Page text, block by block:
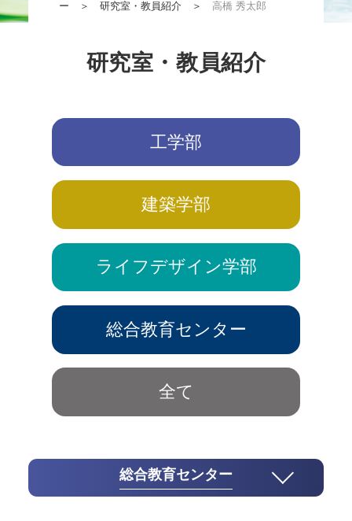
ー ＞ 研究室・教員紹介＞ 高橋 秀太郎
研究室・教員紹介
工学部
建築学部
ライフデザイン学部
総合教育センター
全て
総合教育センター